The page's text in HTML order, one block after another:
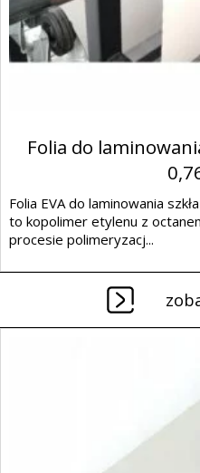
Folia do
Folia EVA do laminowania
to kopolimer etylenu z
procesie polimeryzacj...